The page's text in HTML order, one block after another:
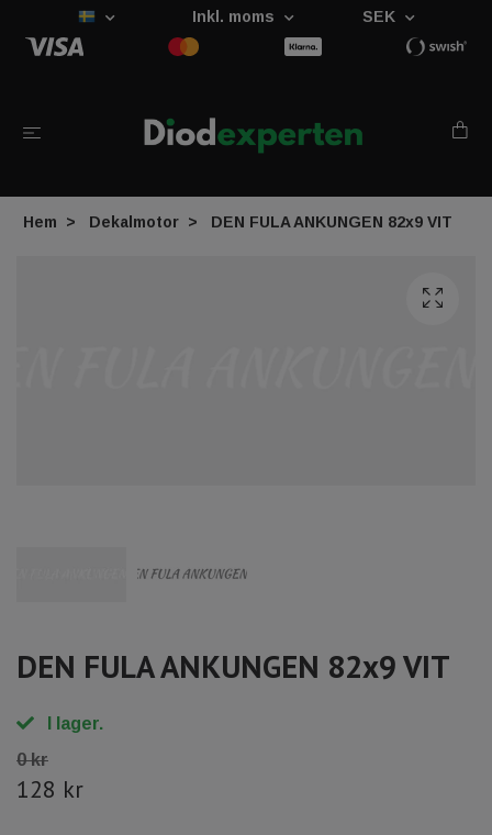
Inkl. moms SEK
Hem Dekalmotor DEN FULA ANKUNGEN 82x9 VIT
DEN FULA ANKUNGEN 82x9 VIT
I lager.
0 kr
128 kr